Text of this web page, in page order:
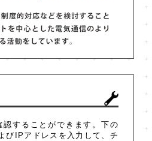
することができます。下の
びIPアドレスを入力して、チ